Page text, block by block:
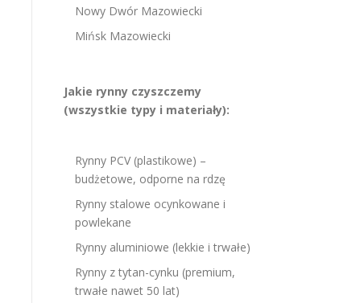
Nowy Dwór Mazowiecki
Mińsk Mazowiecki
Jakie rynny czyszczemy
(wszystkie typy i materiały):
Rynny PCV (plastikowe) –
budżetowe, odporne na rdzę
Rynny stalowe ocynkowane i
powlekane
Rynny aluminiowe (lekkie i trwałe)
Rynny z tytan-cynku (premium,
trwałe nawet 50 lat)